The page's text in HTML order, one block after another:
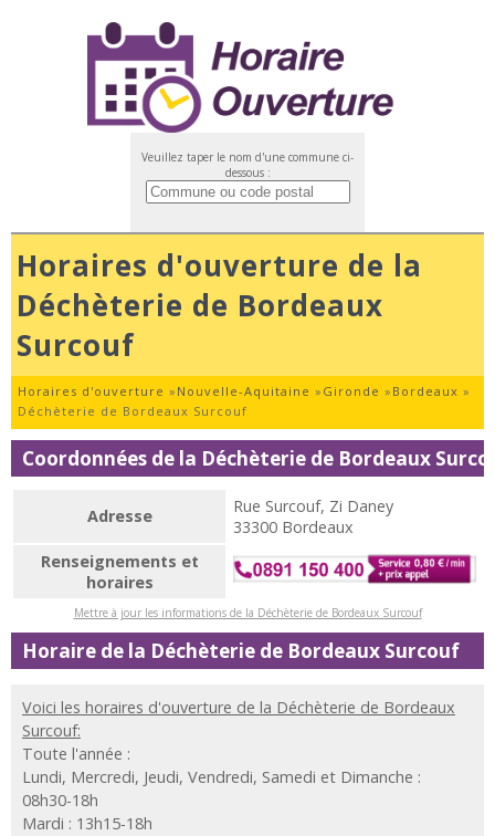
Veuillez taper le nom d'une commune ci-
dessous :
Horaires d'ouverture de la
Déchèterie de Bordeaux
Surcouf
Horaires d'ouverture » Nouvelle-Aquitaine » Gironde » Bordeaux »
Déchèterie de Bordeaux Surcouf
Coordonnées de la Déchèterie de Bordeaux
Adresse
Rue Surcouf, Zi Daney
33300 Bordeaux
Renseignements et
horaires
Mettre à jour les informations de la Déchèterie de Bordeaux Surcouf
Horaire de la Déchèterie de Bordeaux Surcouf
Voici les horaires d'ouverture de la Déchèterie de Bordeaux
Surcouf:
Toute l'année :
Lundi, Mercredi, Jeudi, Vendredi, Samedi et Dimanche :
08h30-18h
Mardi : 13h15-18h